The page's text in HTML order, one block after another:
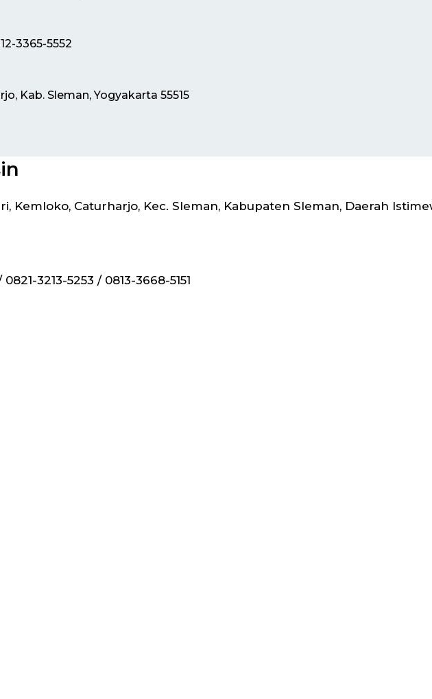
3365-5552
Kab. Sleman, Yogyakarta 55515
Kemloko, Caturharjo, Kec. Sleman, Kabupaten Sleman, Daerah
3213-5253 / 0813-3668-5151